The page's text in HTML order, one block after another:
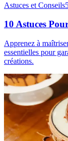
Astuces et Conseils
10 Astuces
Apprenez à
essentielles pour
créations.